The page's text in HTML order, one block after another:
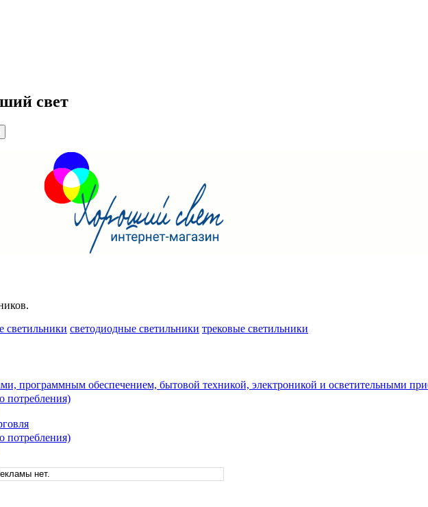
свет
светильники светодиодные светильники трековые светильники
программным обеспечением, бытовой техникой, электроникой и осветительными
потребления)
потребления)
нет.